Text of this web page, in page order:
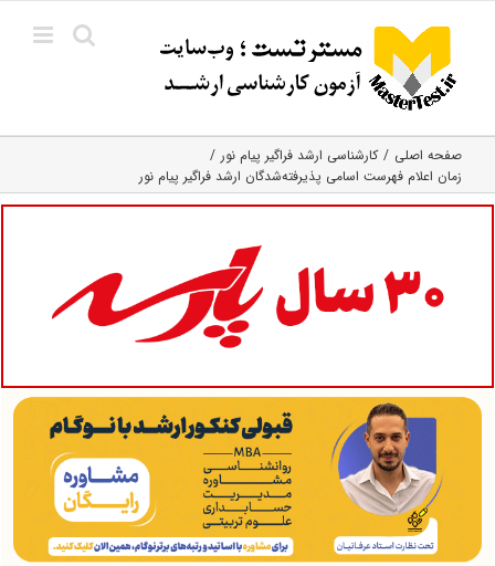
content
صفحه اصلی
کارشناسی ارشد فراگیر پیام نور
زمان اعلام فهرست اسامی پذیرفته‌شدگان ارشد فراگیر پیام نور